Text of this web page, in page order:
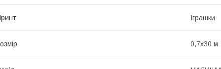
Іграшки
0,7х30 м